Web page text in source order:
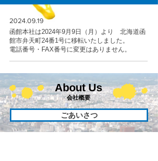
2024.09.19
函館本社は2024年9月9日（月）より 北海道函
館市弁天町24番1号に移転いたしました。
電話番号・FAX番号に変更はありません。
About Us
会社概要
ごあいさつ